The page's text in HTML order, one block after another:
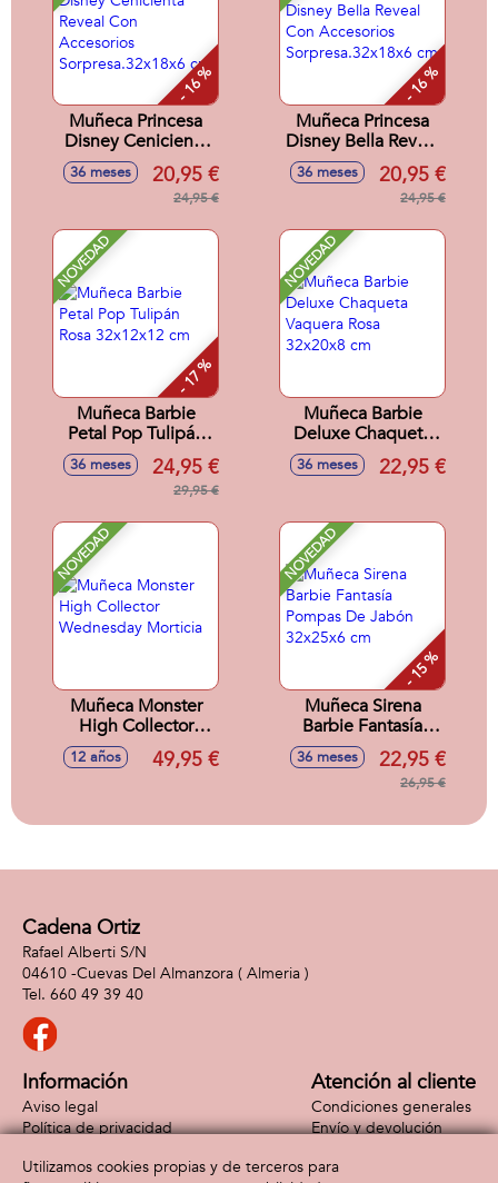
- 16 %
Muñeca Princesa
Disney Cenicienta
Reveal Con
Accesorios
Sorpresa.32x18x6
36 meses 20,95 €
24,95 €
- 16 %
Muñeca Princesa
Disney Bella Reveal
Con Accesorios
Sorpresa.32x18x6
36 meses 20,95 €
24,95 €
NOVEDAD
- 17 %
Muñeca Barbie
Petal Pop Tulipán
Rosa 32x12x12 cm
36 meses 24,95 €
29,95 €
NOVEDAD
Muñeca Barbie
Deluxe Chaqueta
Vaquera Rosa
32x20x8 cm
36 meses 22,95 €
NOVEDAD
Muñeca Monster
High Collector
Wednesday
Morticia
12 años 49,95 €
NOVEDAD
- 15 %
Muñeca Sirena
Barbie Fantasía
Pompas De Jabón
32x25x6 cm
36 meses 22,95 €
26,95 €
Cadena Ortiz
Rafael Alberti S/N
04610 -Cuevas Del Almanzora ( Almeria )
660 49 39 40
Información
Aviso legal
Política de privacidad
Atención al cliente
Condiciones generales
Envío y devolución
Formas de pago
Utilizamos cookies propias y de terceros para